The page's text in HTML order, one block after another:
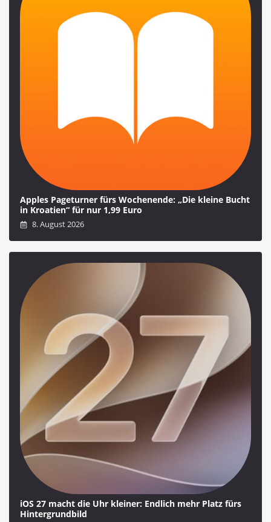
Apples Pageturner fürs Wochenende: „Die kleine Bucht
in Kroatien“ für nur 1,99 Euro
8. August 2026
iOS 27 macht die Uhr kleiner: Endlich mehr Platz fürs
Hintergrundbild